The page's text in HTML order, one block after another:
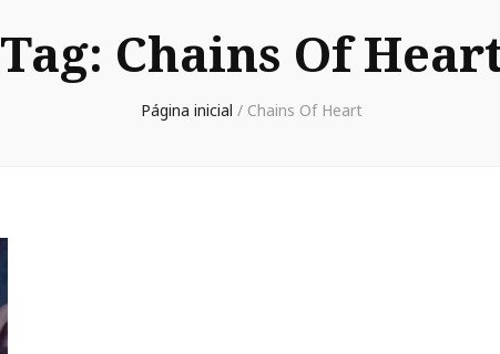
Tag: Chains Of
Página inicial / Chains Of Heart